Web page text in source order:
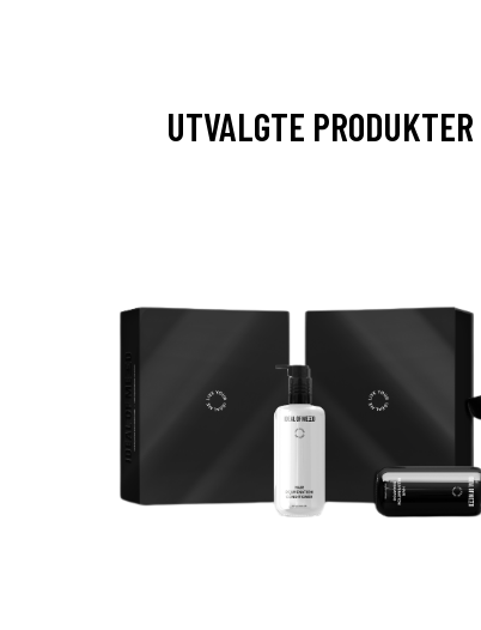
UTVALGTE PRODUKTER